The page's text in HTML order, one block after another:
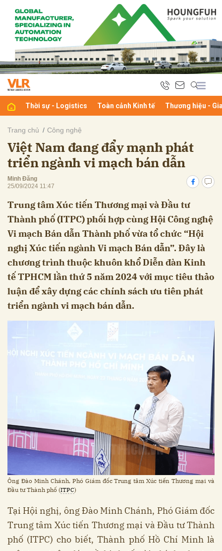
Thời sự - Logistics Toàn cảnh Kinh tế Thương hiệu -
Trang chủ Công nghệ
Việt Nam đang đẩy mạnh phát
triển ngành vi mạch bán dẫn
Minh Đăng
25/09/2024 11:47
Trung tâm Xúc tiến Thương mại và Đầu tư
Thành phố (ITPC) phối hợp cùng Hội Công nghệ
Vi mạch Bán dẫn Thành phố vừa tổ chức “Hội
nghị Xúc tiến ngành Vi mạch Bán dẫn”. Đây là
chương trình thuộc khuôn khổ Diễn đàn Kinh
tế TPHCM lần thứ 5 năm 2024 với mục tiêu thảo
luận để xây dựng các chính sách ưu tiên phát
triển ngành vi mạch bán dẫn.
Ông Đào Minh Chánh, Phó Giám đốc Trung tâm Xúc tiến Thương mại và
Đầu tư Thành phố (ITPC)
Tại Hội nghị, ông Đào Minh Chánh, Phó Giám đốc
Trung tâm Xúc tiến Thương mại và Đầu tư Thành
phố (ITPC) cho biết, Thành phố Hồ Chí Minh là
luận
Hủy